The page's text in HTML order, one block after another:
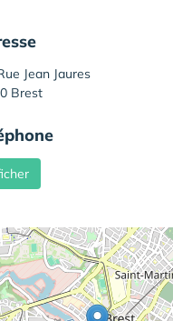
Jean Jaures
Brest